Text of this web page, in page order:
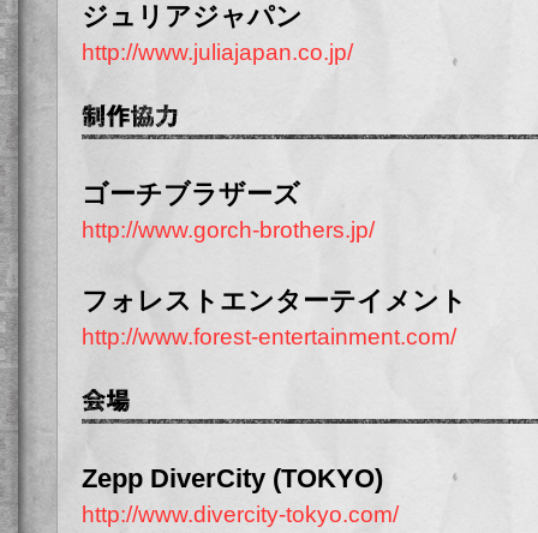
ジュリアジャパン
http://www.juliajapan.co.jp/
ゴーチブラザーズ
http://www.gorch-brothers.jp/
フォレストエンターテイメント
http://www.forest-entertainment.com/
Zepp DiverCity (TOKYO)
http://www.divercity-tokyo.com/